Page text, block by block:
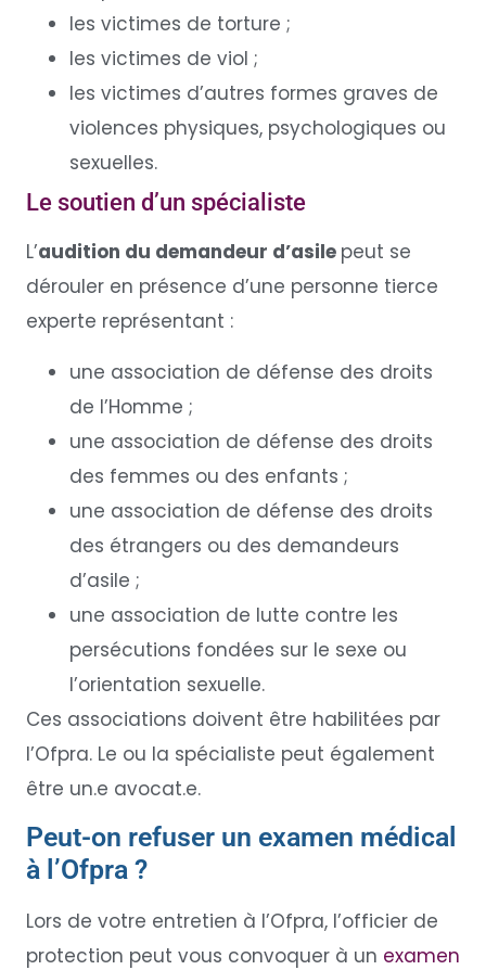
les victimes de torture ;
les victimes de viol ;
les victimes d’autres formes graves de
violences physiques, psychologiques ou
sexuelles.
Le soutien d’un spécialiste
L’audition du demandeur d’asile peut se
dérouler en présence d’une personne tierce
experte représentant :
une association de défense des droits
de l’Homme ;
une association de défense des droits
des femmes ou des enfants ;
une association de défense des droits
des étrangers ou des demandeurs
d’asile ;
une association de lutte contre les
persécutions fondées sur le sexe ou
l’orientation sexuelle.
Ces associations doivent être habilitées par
l’Ofpra. Le ou la spécialiste peut également
être un.e avocat.e.
Peut-on refuser un examen médical
à l’Ofpra ?
Lors de votre entretien à l’Ofpra, l’officier de
protection peut vous convoquer à un examen